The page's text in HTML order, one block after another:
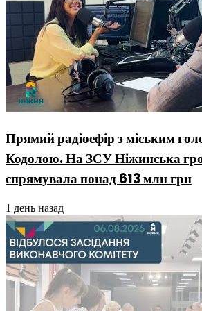
Прямий радіоефір з міським
Кодолою. На ЗСУ Ніжинська
спрямувала понад 613 млн грн
1 день назад